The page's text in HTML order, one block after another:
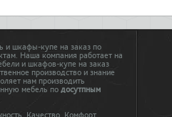
и шкафы-купе на заказ по
Наша компания работает на
и шкафов-купе на заказ
производство и знание
нам производить
мебель по досутпным